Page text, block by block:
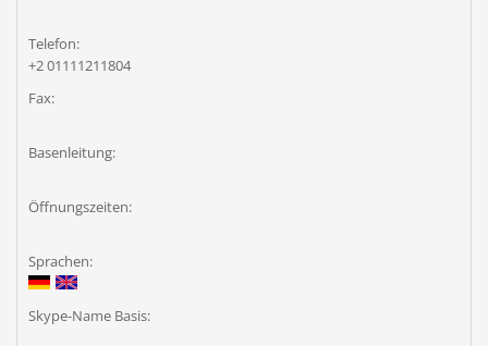
Telefon:
+2 01111211804
Fax:
Basenleitung:
Öffnungszeiten:
Sprachen:
Skype-Name Basis: